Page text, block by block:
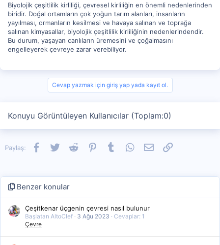
Biyolojik çeşitlilik kirliliği, çevresel kirliliğin en önemli nedenlerinden
biridir. Doğal ortamların çok yoğun tarım alanları, insanların
yayılması, ormanların kesilmesi ve havaya salınan ve toprağa
salınan kimyasallar, biyolojik çeşitlilik kirliliğinin nedenlerindendir.
Bu durum, yaşayan canlıların üremesini ve çoğalmasını
engelleyerek çevreye zarar verebiliyor.
Cevap yazmak için giriş yap yada kayıt ol.
Konuyu Görüntüleyen Kullanıcılar (Toplam:0)
Paylaş: Facebook
TwitterReddit PinterestTumblrWhatsApp
E-postaLink
Benzer konular
Çeşitkenar üçgenin çevresi nasıl bulunur
Başlatan AltoClef 3 Ağu 2023
Cevaplar: 1
Çevre